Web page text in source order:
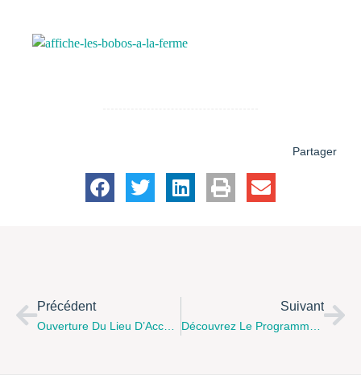
Partager
Précédent Suivant